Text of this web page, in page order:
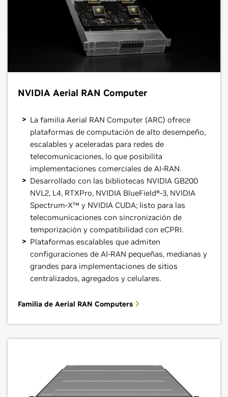
NVIDIA Aerial RAN Computer
La familia Aerial RAN Computer (ARC) ofrece
plataformas de computación de alto desempeño,
escalables y aceleradas para redes de
telecomunicaciones, lo que posibilita
implementaciones comerciales de AI-RAN.
Desarrollado con las bibliotecas NVIDIA GB200
NVL2, L4, RTXPro, NVIDIA BlueField®-3, NVIDIA
Spectrum-X™ y NVIDIA CUDA; listo para las
telecomunicaciones con sincronización de
temporización y compatibilidad con eCPRI.
Plataformas escalables que admiten
configuraciones de AI-RAN pequeñas, medianas y
grandes para implementaciones de sitios
centralizados, agregados y celulares.
Familia de Aerial RAN Computers